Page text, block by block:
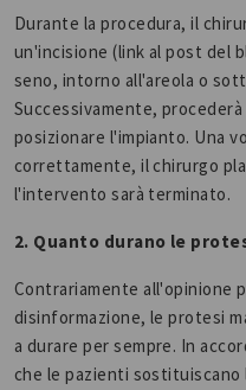
Durante la procedura, il
un'incisione (link al post del
seno, intorno all'areola o
Successivamente,
posizionare l'impianto. Una
correttamente, il chirurgo
l'intervento sarà terminato.
2. Quanto durano le
Contrariamente all'opinione
disinformazione, le protesi
a durare per sempre. In
che le pazienti sostituiscano